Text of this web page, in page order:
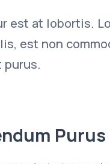
est at lobortis.
est non
purus.
Purus